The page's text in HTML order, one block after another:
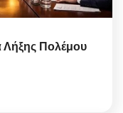
Λήξης Πολέμου